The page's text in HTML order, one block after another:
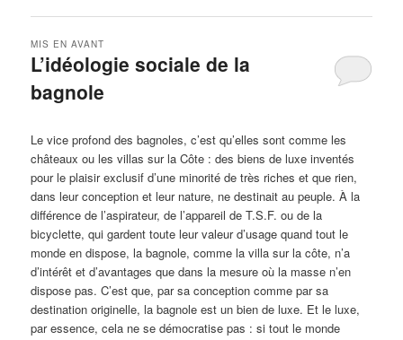
L’idéologie sociale de la
bagnole
MIS EN AVANT
Le vice profond des bagnoles, c’est qu’elles sont comme les
châteaux ou les villas sur la Côte : des biens de luxe inventés
pour le plaisir exclusif d’une minorité de très riches et que rien,
dans leur conception et leur nature, ne destinait au peuple. À la
différence de l’aspirateur, de l’appareil de T.S.F. ou de la
bicyclette, qui gardent toute leur valeur d’usage quand tout le
monde en dispose, la bagnole, comme la villa sur la côte, n’a
d’intérêt et d’avantages que dans la mesure où la masse n’en
dispose pas. C’est que, par sa conception comme par sa
destination originelle, la bagnole est un bien de luxe. Et le luxe,
par essence, cela ne se démocratise pas : si tout le monde